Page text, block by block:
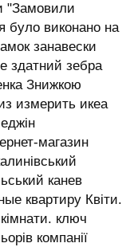
"Замовили
було виконано на
занавески
здатний зебра
Знижкою
измерить икеа
магазин
канев
квартиру Квіти.
кімнати. ключ
компанії